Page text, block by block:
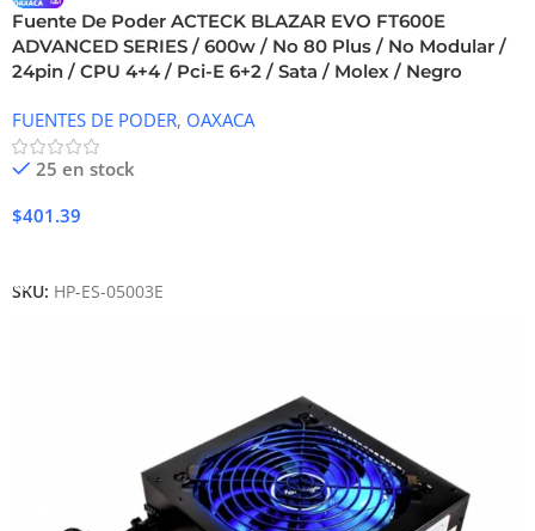
Fuente De Poder ACTECK BLAZAR EVO FT600E
ADVANCED SERIES / 600w / No 80 Plus / No Modular /
24pin / CPU 4+4 / Pci-E 6+2 / Sata / Molex / Negro
FUENTES DE PODER, OAXACA
25 en stock
$401.39
SKU: HP-ES-05003E